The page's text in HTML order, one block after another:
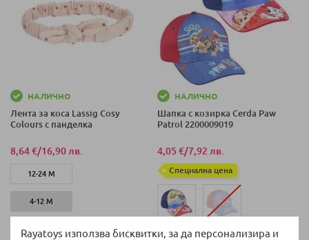
Rayatoys използва бисквитки, за да персонализира и
НАЛИЧНО
Лента за коса Lassig Cosy
Colours с панделка
8,64 €/16,90 лв.
12-24 М
4-12 М
НАЛИЧНО
Шапка с козирка Cerda Paw
Patrol 2200009019
4,05 €/7,92 лв.
Специална цена